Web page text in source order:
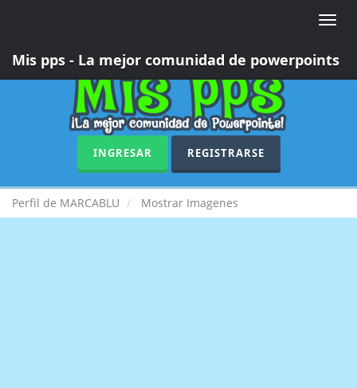
Toggle
Mis pps - La mejor comunidad de powerpoints
INGRESAR REGISTRARSE
Perfil de MARCABLU Mostrar Imagenes